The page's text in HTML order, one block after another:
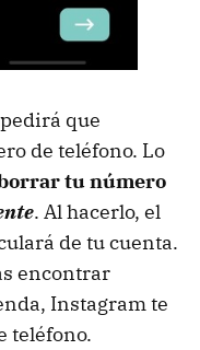
que
de teléfono. Lo
tu número
. Al hacerlo, el
de tu cuenta.
encontrar
Instagram te
teléfono.